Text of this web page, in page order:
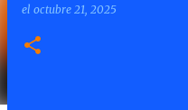
el octubre 21, 2025